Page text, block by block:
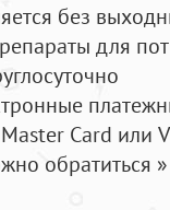
без
для
Card или
обратиться